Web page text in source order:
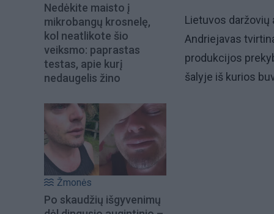
Nedėkite maisto į
mikrobangų krosnelę,
kol neatlikote šio
veiksmo: paprastas
testas, apie kurį
nedaugelis žino
Žmonės
Po skaudžių išgyvenimų
Lietuvos
Andriejavas
produkcijos
šalyje iš kurios